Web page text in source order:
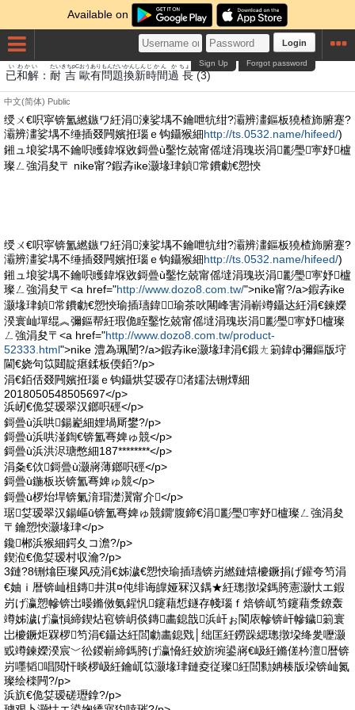
Available on
Login
Forgot password
Sign Up
已
い
和解
わかい
： 耐
たい
吉
きちpC
歐
おう
有
あり
問題
もんだい
換
かん
新
しん
時間
じかん
過
か
長
ちょう
(3)
中文(简体) Public
绶ㄨ€呮寜锛氳繎鏃ワ紝涓湅娑堣不鑰呭牨绀?灞辨澅鏂板獟楂斾腑蹇?
灞辨澅娑堣不缍插叕闁嬪拰瑙ｅ钩鑷猴細http://ts.0532.name/hifeed/)
鎺ュ埌娑堣不鑰呮矆鍏堢敓鎶曡ù鑿忔兢甯傜墶涓瑰崁涓彲璺寕妤櫨
璨ㄥ強涓夋〒 nike甯?鍜孨ike灏堟珒鍞常鐨勮€愬悏
绶ㄨ€呮寜锛氳繎鏃ワ紝涓湅娑堣不鑰呭牨绀?灞辨澅鏂板獟楂斾腑蹇?
灞辨澅娑堣不缍插叕闁嬪拰瑙ｅ钩鑷猴細http://ts.0532.name/hifeed/)
鎺ュ埌娑堣不鑰呮矆鍏堢敓鎶曡ù鑿忔兢甯傜墶涓瑰崁涓彲璺寕妤櫨
璨ㄥ強涓夋〒<a href="http://www.dozo8.com.tw/">nike甯?/a>鍜孨ike
灏堟珒鍞常鐨勮€愬悏瑜插瓙鍏╂瑜茶吙闀峰害涓嶄竴鑷达紝涓€鍊嬫
湀寰屾墠绲︽彌鏂帮紝瑕佹眰鑿忔兢甯傜墶涓瑰崁涓彲璺寕妤櫨璨
ㄥ強涓夋〒<a href="http://www.dozo8.com.tw/product-
52333.html">nike 澧為珮闉?/a>鍜孨ike灏堟珒涓€鍛ㄤ箣鍏ф彌鏂版垨
閫€娆句笖閮靛瘎鍒板偄銆?/p>
涓€銆佸叕闁嬪拰瑙ｅ钩鑷烘姇瑷存渚嬬法铏燂細
2018050548505697</p>
浜屻€佹姇瑷翠汉鎯呮硜</p>
鎶曡ù浜哄鍚嶏細娌堝厛鐢?/p>
鎶曡ù浜哄湴鍧€锛氳弿婢ゅ競</p>
鎶曡ù浜洪浕瑭憋細187********</p>
涓夈€佽鎶曡ù灏嶈薄鎯呮硜</p>
鎶曡ù鍦板崁锛氳弿婢ゅ競</p>
鎶曡ù椤炲垾锛氭湇瑁濋瀷甯介</p>
琚姇瑷翠汉鍚嶇ū锛氳弿婢ゅ競鐗′腹鍗€涓彲璺寕妤櫨璨ㄥ強涓夋
〒鑰愬悏灏堟珒</p>
鑱郴浜猴細鍔夊コ澹?/p>
鍥涖€佹姇瑷村収瀹?/p>
3鏈?8铏熻臣璨风殑涓€姊濊€愬悏瑜插瓙锛岃繎鏈熺櫦鐝捐げ鑵夸笉涓
€妯ｉ暦锛屾柤鏄井淇¤伅绯诲皥娅冧汉鍝★紝璁撴垜鎷胯憲灏忕エ鍜
岃げ瀛愬幓锛岀暥鏅傚氨鍟忛鑳藉惁鐩存帴瑙ｆ焙锛屼笉鑳藉洜鐐轰
竴姊濊げ瀛愪締鍥炶窇锛岄倓鏄畵鎴戠浜屽ぉ閬庡幓锛屽幓鐬箣寰
岀櫦鐝炬槑椤笉涓€鑷达紝閭勮畵鎴戣│绌匡紝鐒跺緦璁撴垜绛夎嚦灏
戜竴鍊嬫湀宸﹀彸鍐嶄締鎷胯げ瀛愶紝姣旂埦鍙嶈€岋紝鏅傞枔澶暦锛
岃嚜韬唱閲忓晱椤岋紝鑰屼笖灏堟珒鏈夌従璨紝閭勬姌楱版垜锛屾氮
璨绘檪闁?/p>
浜斻€佹姇瑷磋瓑鎿?/p>